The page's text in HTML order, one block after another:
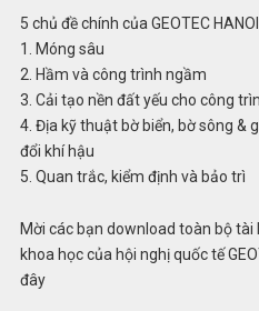
5 chủ đề chính của GEOTEC
1. Móng sâu
2. Hầm và công trình ngầm
3. Cải tạo nền đất yếu cho công
4. Địa kỹ thuật bờ biển, bờ sông &
đổi khí hậu
5. Quan trắc, kiểm định và bảo trì
Mời các bạn download toàn bộ tài
khoa học của hội nghị quốc tế
đây